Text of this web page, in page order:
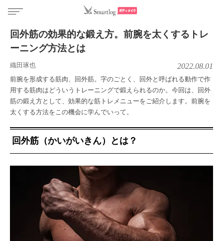
回外筋の効果的な鍛え方。前腕を太くするトレ
ーニング方法とは
織田琢也 2022.08.01
前腕を形成する筋肉、回外筋。字のごとく、回外と呼ばれる動作で作
用する筋肉はどういうトレーニングで鍛えられるのか。今回は、回外
筋の鍛え方として、効果的な筋トレメニューをご紹介します。前腕を
太くする方法をこの機会に学んでいって。
回外筋（かいがいきん）とは？